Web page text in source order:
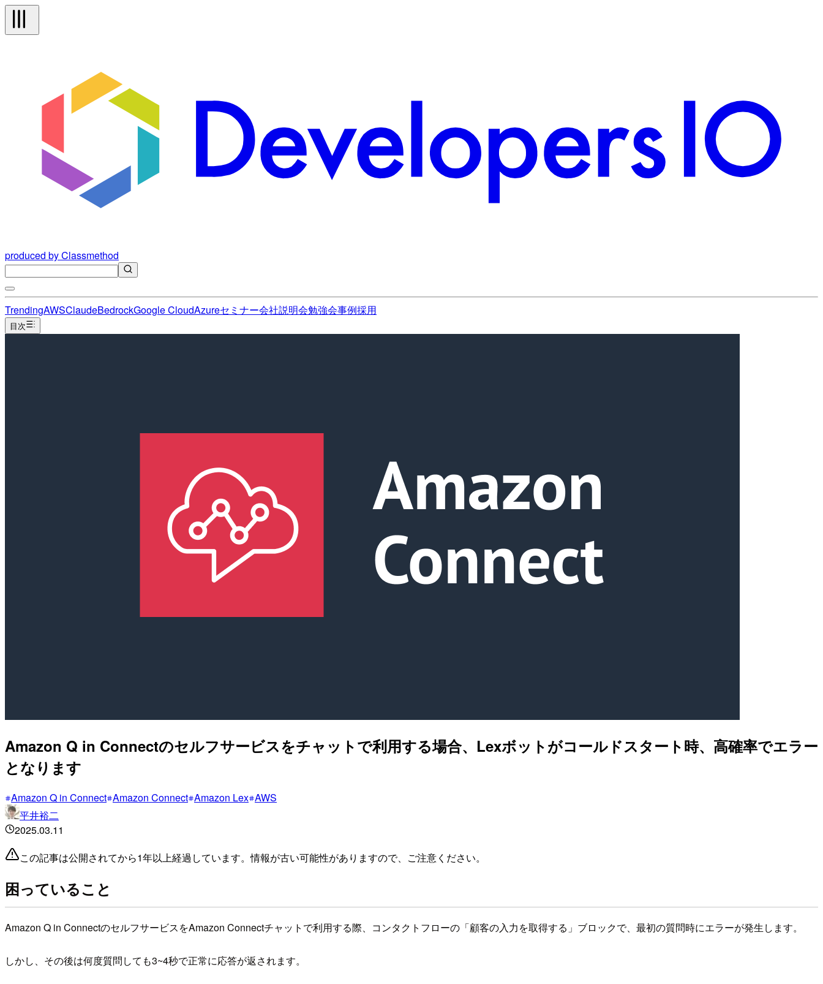
produced by Classmethod
TrendingAWSClaudeBedrockGoogle CloudAzureセミナー会社説明会勉強会事例採用
目次
Amazon Q in Connectのセルフサービスをチャットで利用する場合、Lexボットがコールドスタート時、高確率でエラー
となります
Amazon Q in Connect Amazon Connect Amazon Lex AWS
平井裕二
2025.03.11
この記事は公開されてから1年以上経過しています。情報が古い可能性がありますので、ご注意ください。
困っていること
Amazon Q in ConnectのセルフサービスをAmazon Connectチャットで利用する際、コンタクトフローの「顧客の入力を取得する」ブロックで、最初の質問時にエラーが発生します。
しかし、その後は何度質問しても3~4秒で正常に応答が返されます。